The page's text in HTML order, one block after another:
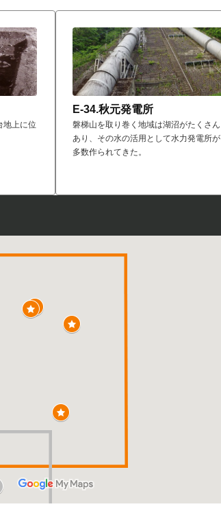
地上に位
E-34.秋元発電所
磐梯山を取り巻く地域は湖沼がたくさん
あり、その水の活用として水力発電所が
多数作られてきた。